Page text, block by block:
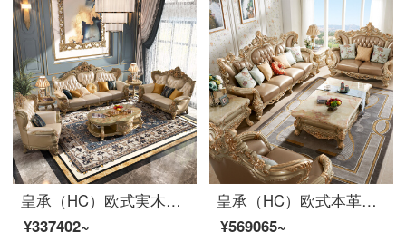
皇承（HC）欧式実木ソファセットの大きな部屋型別荘客間の真皮家具886シングル位+ツイン位+3人位】
¥337402~
皇承（HC）欧式本革ソファ軽豪華別荘客間家具実木描金両面彫刻ソファセット【シングル位+ツイン位+4人位】
¥569065~